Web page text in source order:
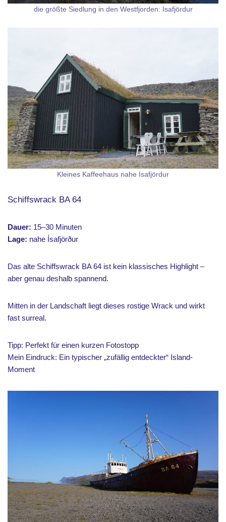
die größte Siedlung in den Westfjorden: Isafjördur
Kleines Kaffeehaus nahe Isafjördur
Schiffswrack BA 64
Dauer: 15–30 Minuten
Lage: nahe Ísafjörður
Das alte Schiffswrack BA 64 ist kein klassisches Highlight –
aber genau deshalb spannend.
Mitten in der Landschaft liegt dieses rostige Wrack und wirkt
fast surreal.
Tipp: Perfekt für einen kurzen Fotostopp
Mein Eindruck: Ein typischer „zufällig entdeckter“ Island-
Moment